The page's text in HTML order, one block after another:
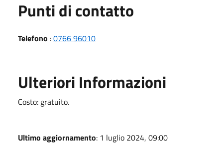
Punti di contatto
Telefono :0766 96010
Ulteriori Informazioni
Costo: gratuito.
Ultimo aggiornamento: 1 luglio 2024, 09:00